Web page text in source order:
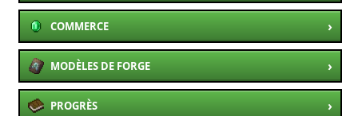
COMMERCE ›
MODÈLES DE FORGE ›
PROGRÈS ›